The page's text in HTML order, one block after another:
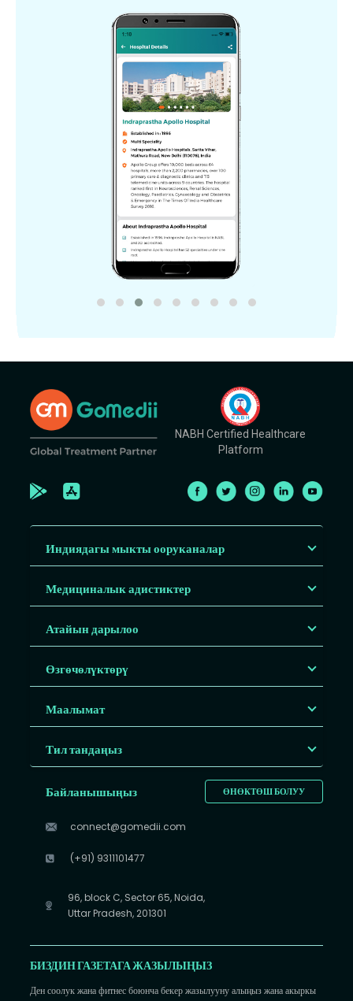
NABH Certified Healthcare
Platform
Индиядагы мыкты ооруканалар
Медициналык адистиктер
Атайын дарылоо
Өзгөчөлүктөрү
Маалымат
Тил тандаңыз
ӨНӨКТӨШ БОЛУУ
Байланышыңыз
connect@gomedii.com
(+91) 9311101477
96, block C, Sector 65, Noida,
Uttar Pradesh, 201301
БИЗДИН ГАЗЕТАГА ЖАЗЫЛЫҢЫЗ
Ден соолук жана фитнес боюнча бекер жазылууну алыңыз жана акыркы